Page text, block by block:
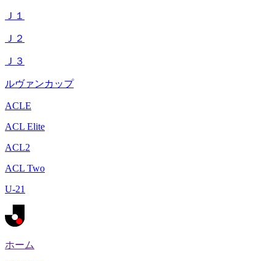
Ｊ１
Ｊ２
Ｊ３
ルヴァンカップ
ACLE
ACL Elite
ACL2
ACL Two
U-21
ホーム